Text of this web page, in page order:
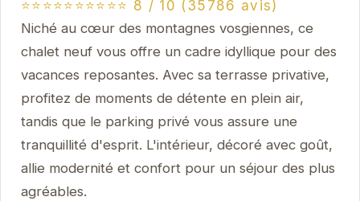
⭐⭐⭐⭐⭐⭐⭐⭐⭐⭐ 8 / 10 (35786 avis)
Niché au cœur des montagnes vosgiennes, ce
chalet neuf vous offre un cadre idyllique pour des
vacances reposantes. Avec sa terrasse privative,
profitez de moments de détente en plein air,
tandis que le parking privé vous assure une
tranquillité d'esprit. L'intérieur, décoré avec goût,
allie modernité et confort pour un séjour des plus
agréables.